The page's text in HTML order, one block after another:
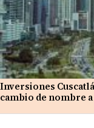
Inversiones
cambio de nombre